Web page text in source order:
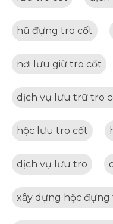
hũ đựng tro cốt
nơi lưu giữ tro cốt
dịch vụ lưu trữ tro
hộc lưu tro cốt
dịch vụ lưu tro
xây dựng hộc đựng